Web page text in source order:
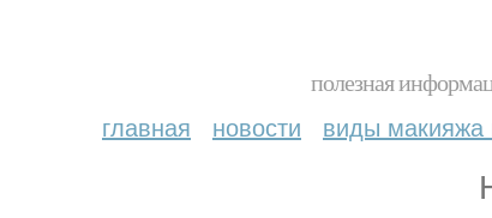
полезная
главная новости виды макияжа